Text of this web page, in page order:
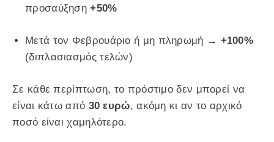
προσαύξηση+50%
Μετά τον Φεβρουάριο ή μη πληρωμή → +100%
(διπλασιασμός τελών)
Σε κάθε περίπτωση, το πρόστιμο δεν μπορεί να
είναι κάτω από 30 ευρώ, ακόμη κι αν το αρχικό
ποσό είναι χαμηλότερο.